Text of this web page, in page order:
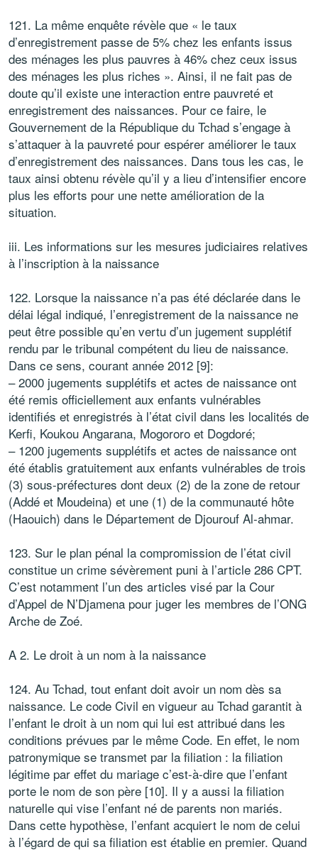
121. La même enquête révèle que « le taux
d’enregistrement passe de 5% chez les enfants issus
des ménages les plus pauvres à 46% chez ceux issus
des ménages les plus riches ». Ainsi, il ne fait pas de
doute qu’il existe une interaction entre pauvreté et
enregistrement des naissances. Pour ce faire, le
Gouvernement de la République du Tchad s’engage à
s’attaquer à la pauvreté pour espérer améliorer le taux
d’enregistrement des naissances. Dans tous les cas, le
taux ainsi obtenu révèle qu’il y a lieu d’intensifier encore
plus les efforts pour une nette amélioration de la
situation.
iii. Les informations sur les mesures judiciaires relatives
à l’inscription à la naissance
122. Lorsque la naissance n’a pas été déclarée dans le
délai légal indiqué, l’enregistrement de la naissance ne
peut être possible qu’en vertu d’un jugement supplétif
rendu par le tribunal compétent du lieu de naissance.
Dans ce sens, courant année 2012 [9]:
– 2000 jugements supplétifs et actes de naissance ont
été remis officiellement aux enfants vulnérables
identifiés et enregistrés à l’état civil dans les localités de
Kerfi, Koukou Angarana, Mogororo et Dogdoré;
– 1200 jugements supplétifs et actes de naissance ont
été établis gratuitement aux enfants vulnérables de trois
(3) sous-préfectures dont deux (2) de la zone de retour
(Addé et Moudeina) et une (1) de la communauté hôte
(Haouich) dans le Département de Djourouf Al-ahmar.
123. Sur le plan pénal la compromission de l’état civil
constitue un crime sévèrement puni à l’article 286 CPT.
C’est notamment l’un des articles visé par la Cour
d’Appel de N’Djamena pour juger les membres de l’ONG
Arche de Zoé.
A 2. Le droit à un nom à la naissance
124. Au Tchad, tout enfant doit avoir un nom dès sa
naissance. Le code Civil en vigueur au Tchad garantit à
l’enfant le droit à un nom qui lui est attribué dans les
conditions prévues par le même Code. En effet, le nom
patronymique se transmet par la filiation : la filiation
légitime par effet du mariage c’est-à-dire que l’enfant
porte le nom de son père [10]. Il y a aussi la filiation
naturelle qui vise l’enfant né de parents non mariés.
Dans cette hypothèse, l’enfant acquiert le nom de celui
à l’égard de qui sa filiation est établie en premier. Quand